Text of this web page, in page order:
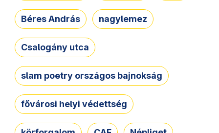
Béres András nagylemez
Csalogány utca
slam poetry országos bajnokság
fővárosi helyi védettség